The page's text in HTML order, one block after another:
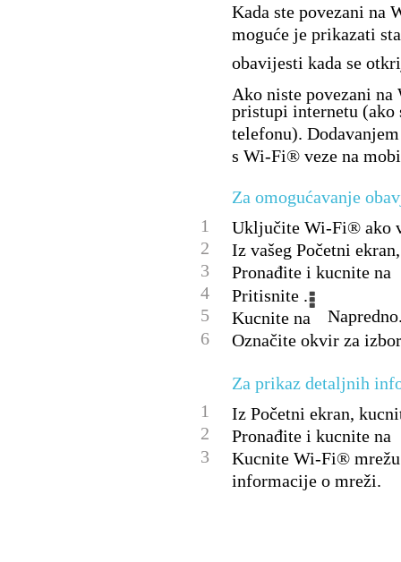
Kada ste povezani
moguće je prikazati
obavijesti kada se
Ako niste povezani
pristupi internetu (ako
telefonu).
s Wi-Fi® veze na
Za omogućavanje
1
Uključite Wi-Fi® ako
2
Iz vašeg Početni
3
Pronađite i kucnite na
4
Pritisnite .
5
Kucnite na
6
Označite okvir za izbor
Za prikaz detaljnih
1
Iz Početni ekran,
2
Pronađite i kucnite na
3
Kucnite Wi-Fi® mrežu
informacije o mreži.